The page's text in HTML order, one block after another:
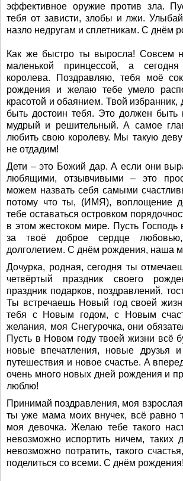
эффективное оружие против зла.
тебя от зависти, злобы и лжи.
назло недругам и сплетникам. С днём
Как же быстро ты выросла! Совсем
маленькой принцессой, а
королева. Поздравляю, тебя моё
рождения и желаю тебе умело
красотой и обаянием. Твой избранник,
быть достоин тебя. Это должен быть
мудрый и решительный. А самое
любить свою королеву. Мы такую
не отдадим!
Дети – это Божий дар. А если они
любящими, отзывчивыми – это
можем назвать себя самыми
потому что ты, (ИМЯ), воплощение
тебе оставаться островком
в этом жестоком мире. Пусть Господь
за твоё доброе сердце
долголетием. С днём рождения, наша
Дочурка, родная, сегодня ты
четвёртый праздник своего
праздник подарков, поздравлений,
Ты встречаешь Новый год своей
тебя с Новым годом, с Новым
желания, моя Снегурочка, они
Пусть в Новом году твоей жизни всё
новые впечатления, новые друзья
путешествия и новое счастье. А
очень много новых дней рождения и
люблю!
Принимай поздравления, моя
ты уже мама моих внучек, всё равно
моя девочка. Желаю тебе такого
невозможно испортить ничем, таких
невозможно потратить, такого
поделиться со всеми. С днём рождения!